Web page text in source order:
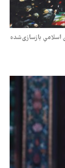
اسلامیِ بازسازی‌شده